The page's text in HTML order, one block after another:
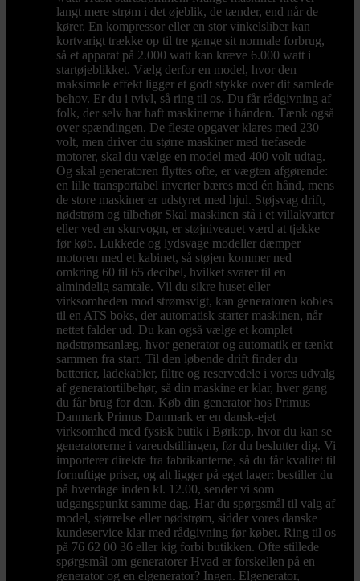
langt mere strøm i det øjeblik, de tænder, end når de
kører. En kompressor eller en stor vinkelsliber kan
kortvarigt trække op til tre gange sit normale forbrug,
så et apparat på 2.000 watt kan kræve 6.000 watt i
startøjeblikket. Vælg derfor en model, hvor den
maksimale effekt ligger et godt stykke over dit samlede
behov. Er du i tvivl, så ring til os. Du får rådgivning af
folk, der selv har haft maskinerne i hånden. Tænk også
over spændingen. De fleste opgaver klares med 230
volt, men driver du større maskiner med trefasede
motorer, skal du vælge en model med 400 volt udtag.
Og skal generatoren flyttes ofte, er vægten afgørende:
en lille transportabel inverter bæres med én hånd, mens
de store maskiner er udstyret med hjul. Støjsvag drift,
nødstrøm og tilbehør Skal maskinen stå i et villakvarter
eller ved en skurvogn, er støjniveauet værd at tjekke
før køb. Lukkede og lydsvage modeller dæmper
motoren med et kabinet, så støjen kommer ned
omkring 60 til 65 decibel, hvilket svarer til en
almindelig samtale. Vil du sikre huset eller
virksomheden mod strømsvigt, kan generatoren kobles
til en ATS boks, der automatisk starter maskinen, når
nettet falder ud. Du kan også vælge et komplet
nødstrømsanlæg, hvor generator og automatik er tænkt
sammen fra start. Til den løbende drift finder du
batterier, ladekabler, filtre og reservedele i vores udvalg
af generatortilbehør, så din maskine er klar, hver gang
du får brug for den. Køb din generator hos Primus
Danmark Primus Danmark er en dansk-ejet
virksomhed med fysisk butik i Børkop, hvor du kan se
generatorerne i vareudstillingen, før du beslutter dig. Vi
importerer direkte fra fabrikanterne, så du får kvalitet til
fornuftige priser, og alt ligger på eget lager: bestiller du
på hverdage inden kl. 12.00, sender vi som
udgangspunkt samme dag. Har du spørgsmål til valg af
model, størrelse eller nødstrøm, sidder vores danske
kundeservice klar med rådgivning før købet. Ring til os
på 76 62 00 36 eller kig forbi butikken. Ofte stillede
spørgsmål om generatorer Hvad er forskellen på en
generator og en elgenerator? Ingen. Elgenerator,